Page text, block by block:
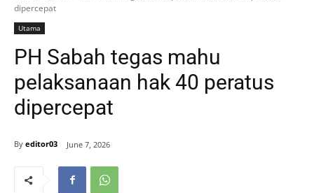
dipercepat
Utama
PH Sabah tegas mahu
pelaksanaan hak 40 peratus
dipercepat
By editor03 June 7, 2026